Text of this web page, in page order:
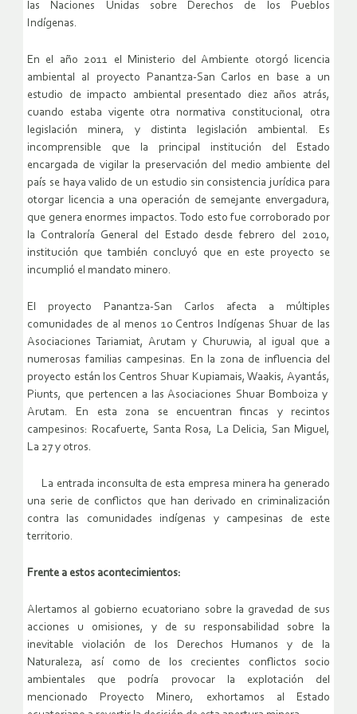
las Naciones Unidas sobre Derechos de los Pueblos
Indígenas.
En el año 2011 el Ministerio del Ambiente otorgó licencia
ambiental al proyecto Panantza-San Carlos en base a un
estudio de impacto ambiental presentado diez años atrás,
cuando estaba vigente otra normativa constitucional, otra
legislación minera, y distinta legislación ambiental. Es
incomprensible que la principal institución del Estado
encargada de vigilar la preservación del medio ambiente del
país se haya valido de un estudio sin consistencia jurídica para
otorgar licencia a una operación de semejante envergadura,
que genera enormes impactos. Todo esto fue corroborado por
la Contraloría General del Estado desde febrero del 2010,
institución que también concluyó que en este proyecto se
incumplió el mandato minero.
El proyecto Panantza-San Carlos afecta a múltiples
comunidades de al menos 10 Centros Indígenas Shuar de las
Asociaciones Tariamiat, Arutam y Churuwia, al igual que a
numerosas familias campesinas. En la zona de influencia del
proyecto están los Centros Shuar Kupiamais, Waakis, Ayantás,
Piunts, que pertencen a las Asociaciones Shuar Bomboiza y
Arutam. En esta zona se encuentran fincas y recintos
campesinos: Rocafuerte, Santa Rosa, La Delicia, San Miguel,
La 27 y otros.
La entrada inconsulta de esta empresa minera ha generado
una serie de conflictos que han derivado en criminalización
contra las comunidades indígenas y campesinas de este
territorio.
Frente a estos acontecimientos:
Alertamos al gobierno ecuatoriano sobre la gravedad de sus
acciones u omisiones, y de su responsabilidad sobre la
inevitable violación de los Derechos Humanos y de la
Naturaleza, así como de los crecientes conflictos socio
ambientales que podría provocar la explotación del
mencionado Proyecto Minero, exhortamos al Estado